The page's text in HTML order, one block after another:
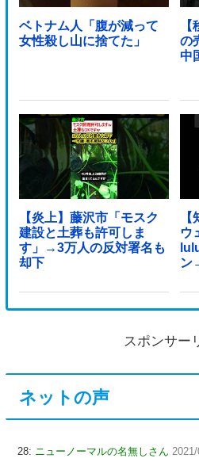
ベトナム人「腹が減って
女性殺し山に捨てた」
の
中
【炎上】藤沢市「モスク
建設と土葬も許可しま
す」→3万人の反対署名も
却下
ウ
ン
スポンサー
ネットの声
28: ニューノーマルの名無しさん